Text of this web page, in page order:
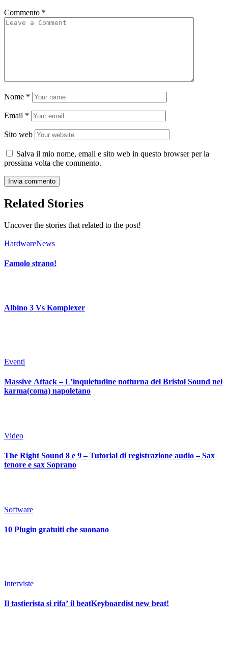
Commento *
Nome *
Email *
Sito web
Salva il mio nome, email e sito web in questo browser per la
prossima volta che commento.
Related Stories
Uncover the stories that related to the post!
HardwareNews
Famolo strano!
Albino 3 Vs Komplexer
Eventi
Massive Attack – L’inquietudine notturna del Bristol Sound nel
karma(coma) napoletano
Video
The Right Sound 8 e 9 – Tutorial di registrazione audio – Sax
tenore e sax Soprano
Software
10 Plugin gratuiti che suonano
Interviste
Il tastierista si rifa’ il beatKeyboardist new beat!